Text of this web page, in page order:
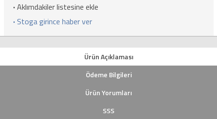
·Aklımdakiler listesine ekle
· Stoga girince haber ver
Ürün Açıklaması
Ödeme Bilgileri
Ürün Yorumları
SSS